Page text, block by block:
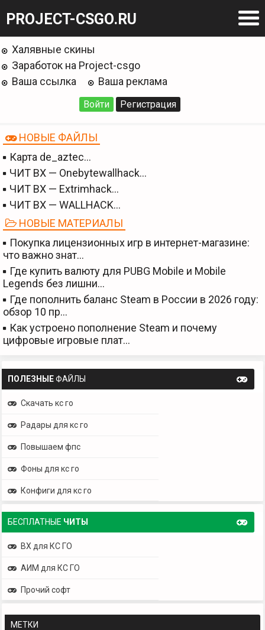
PROJECT-CSGO.RU
Халявные скины
Заработок на Project-csgo
Ваша ссылка
Ваша реклама
Войти Регистрация
НОВЫЕ ФАЙЛЫ
Карта de_aztec…
ЧИТ BX — Onebytewallhack…
ЧИТ BX — Extrimhack…
ЧИТ BX — WALLHACK…
НОВЫЕ МАТЕРИАЛЫ
Покупка лицензионных игр в интернет-магазине:
что важно знат…
Где купить валюту для PUBG Mobile и Mobile
Legends без лишни…
Где пополнить баланс Steam в России в 2026 году:
обзор 10 пр…
Как устроено пополнение Steam и почему
цифровые игровые плат…
ПОЛЕЗНЫЕФАЙЛЫ
Скачать кс го
Радары для кс го
Повышаем фпс
Фоны для кс го
Конфиги для кс го
БЕСПЛАТНЫЕ ЧИТЫ
ВХ для КС ГО
АИМ для КС ГО
Прочий софт
МЕТКИ